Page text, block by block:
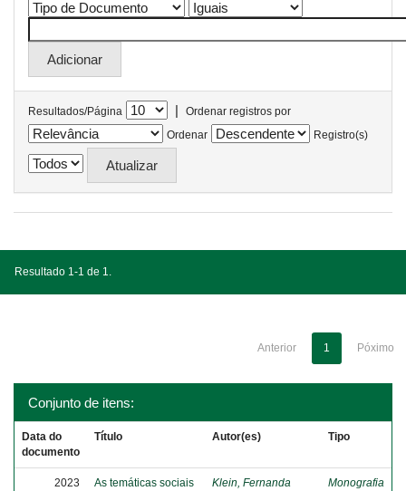
Resultados/Página |
Ordenar registros por
Ordenar
Registro(s)
Resultado 1-1 de 1.
Anterior 1 Póximo
Conjunto de itens:
Data do
documento
Título Autor(es) Tipo
2023
As temáticas sociais
Klein, Fernanda Monografia